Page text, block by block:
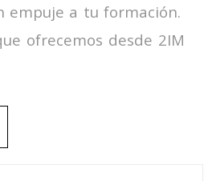
empuje a tu formación.
ofrecemos desde 2IM